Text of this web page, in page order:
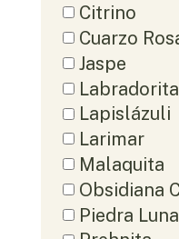
Citrino
Cuarzo
Jaspe
Labradorita
Lapislázuli
Larimar
Malaquita
Obsidiana
Piedra Luna